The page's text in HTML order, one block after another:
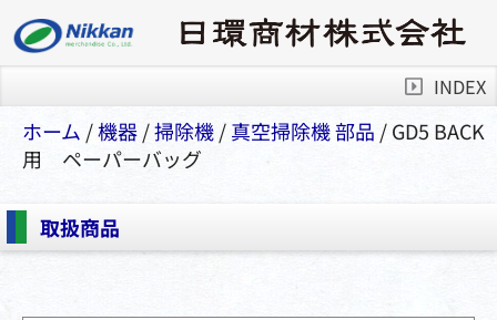
INDEX
ホーム /機器/掃除機/真空掃除機 部品 / GD5 BACK
用 ペーパーバッグ
取扱商品